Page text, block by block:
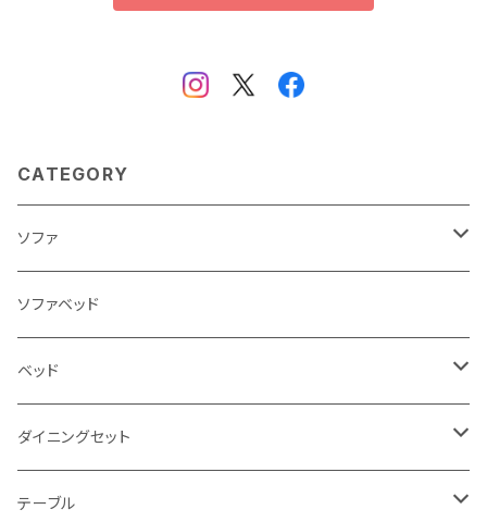
CATEGORY
ソファ
3人掛け
2.5人掛け
2人掛け
1人掛け
ソファベッド
ベッド
シングルサイズ以下（フレームのみ）
セミダブルサイズ（フレームのみ）
ダイニングセット
ダイニング3点セット以下
テーブル